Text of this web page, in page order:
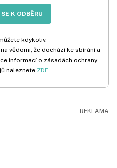
K ODBĚRU
kdykoliv.
vědomí, že dochází ke sbírání a
informací o zásadách ochrany
naleznete ZDE.